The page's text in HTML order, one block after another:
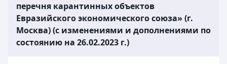
перечня карантинных объектов
Евразийского экономического союза» (г.
Москва) (с изменениями и дополнениями по
состоянию на 26.02.2023 г.)